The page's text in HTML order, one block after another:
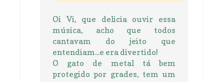
Oi Vi, que delicia ouvir essa
música, acho que todos
cantavam do jeito que
entendiam...e era divertido!
O gato de metal tá bem
protegido por grades, tem um